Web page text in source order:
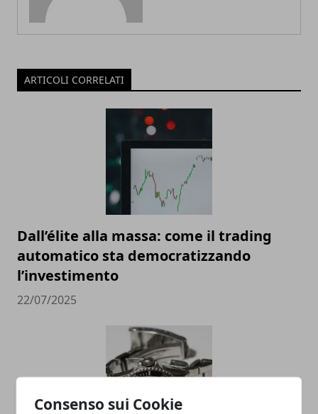
Consenso sui Cookie
ARTICOLI CORRELATI
Dall’élite alla massa: come il trading
automatico sta democratizzando
l’investimento
22/07/2025